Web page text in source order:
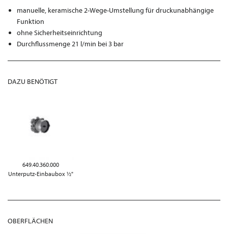
manuelle, keramische 2-Wege-Umstellung für druckunabhängige
Funktion
ohne Sicherheitseinrichtung
Durchflussmenge 21 l/min bei 3 bar
DAZU BENÖTIGT
649.40.360.000
Unterputz-Einbaubox ½"
OBERFLÄCHEN